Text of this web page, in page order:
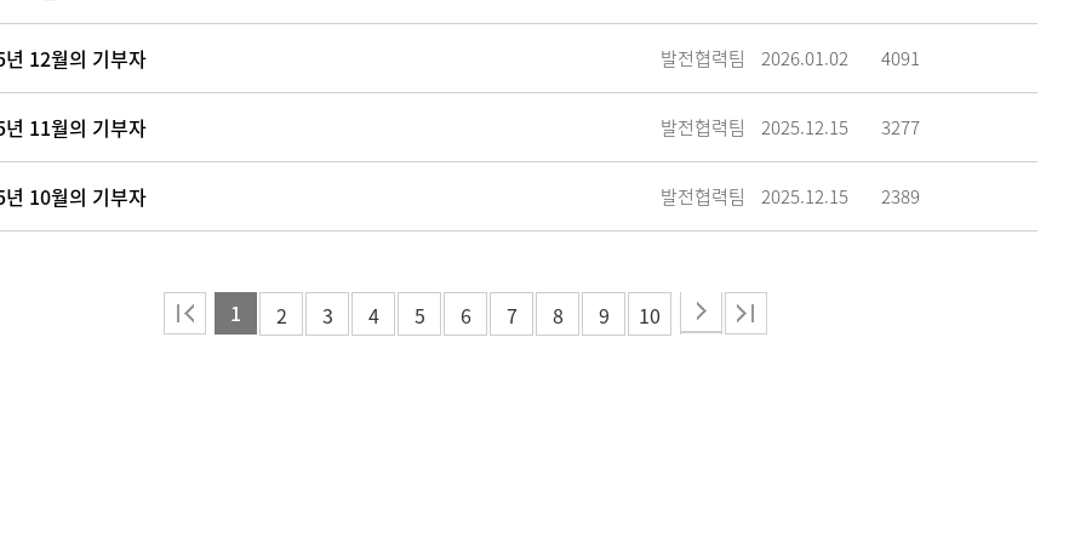
12월의 기부자 발전협력팀 2026.01.02 4091
11월의 기부자 발전협력팀 2025.12.15 3277
10월의 기부자 발전협력팀 2025.12.15 2389
1 2 3 4 5 6 7 8 9 10